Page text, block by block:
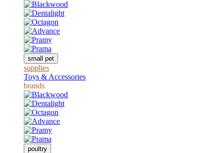
small pet
supplies
Toys & Accessories
brands
poultry